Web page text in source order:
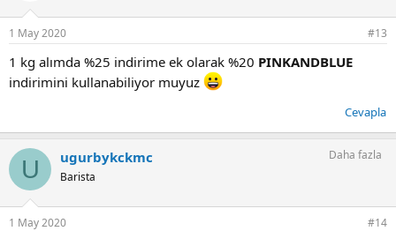
1 May 2020 #13
1 kg alımda %25 indirime ek olarak %20 PINKANDBLUE
indirimini kullanabiliyor muyuz
Cevapla
U ugurbykckmc
Barista
Daha fazla
1 May 2020 #14